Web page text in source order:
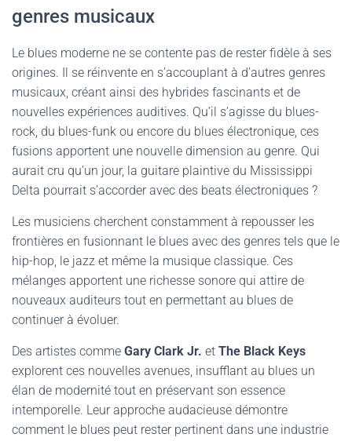
genres musicaux
Le blues moderne ne se contente pas de rester fidèle à ses
origines. Il se réinvente en s’accouplant à d’autres genres
musicaux, créant ainsi des hybrides fascinants et de
nouvelles expériences auditives. Qu’il s’agisse du blues-
rock, du blues-funk ou encore du blues électronique, ces
fusions apportent une nouvelle dimension au genre. Qui
aurait cru qu’un jour, la guitare plaintive du Mississippi
Delta pourrait s’accorder avec des beats électroniques ?
Les musiciens cherchent constamment à repousser les
frontières en fusionnant le blues avec des genres tels que le
hip-hop, le jazz et même la musique classique. Ces
mélanges apportent une richesse sonore qui attire de
nouveaux auditeurs tout en permettant au blues de
continuer à évoluer.
Des artistes comme Gary Clark Jr. et The Black Keys
explorent ces nouvelles avenues, insufflant au blues un
élan de modernité tout en préservant son essence
intemporelle. Leur approche audacieuse démontre
comment le blues peut rester pertinent dans une industrie